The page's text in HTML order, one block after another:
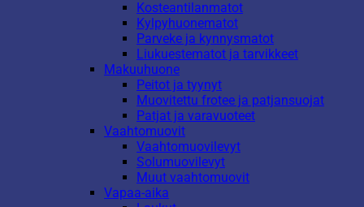
Kosteantilanmatot
Kylpyhuonematot
Parveke ja kynnysmatot
Liukuestematot ja tarvikkeet
Makuuhuone
Peitot ja tyynyt
Muovitettu frotee ja patjansuojat
Patjat ja varavuoteet
Vaahtomuovit
Vaahtomuovilevyt
Solumuovilevyt
Muut vaahtomuovit
Vapaa-aika